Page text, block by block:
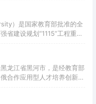
米，固定资产总值12.39亿
个本科专业，有专任教师
）是国家教育部批准的全
省建设规划“1115”工程重点
。
龙江省黑河市，是经教育部
合作应用型人才培养创新实
用型本科高校培育单位。